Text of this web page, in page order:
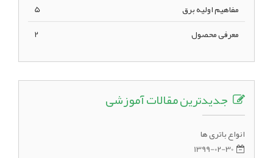
مفاهیم اولیه برق
5
معرفی محصول
2
جدیدترین مقالات آموزشی
انواع باتری ها
1399-02-30